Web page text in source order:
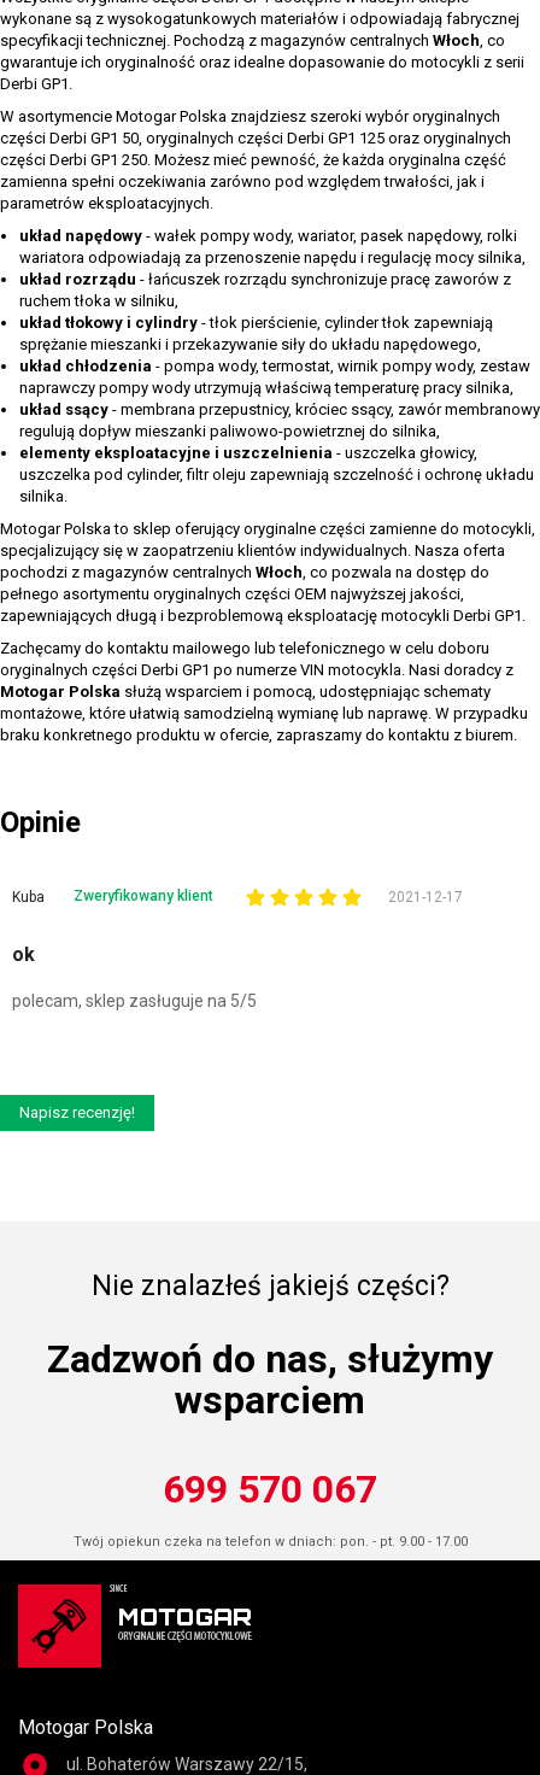
wykonane są z wysokogatunkowych materiałów i odpowiadają fabrycznej
specyfikacji technicznej. Pochodzą z magazynów centralnych Włoch, co
gwarantuje ich oryginalność oraz idealne dopasowanie do motocykli z serii
Derbi GP1.
W asortymencie Motogar Polska znajdziesz szeroki wybór oryginalnych
części Derbi GP1 50, oryginalnych części Derbi GP1 125 oraz oryginalnych
części Derbi GP1 250. Możesz mieć pewność, że każda oryginalna część
zamienna spełni oczekiwania zarówno pod względem trwałości, jak i
parametrów eksploatacyjnych.
układ napędowy - wałek pompy wody, wariator, pasek napędowy, rolki
wariatora odpowiadają za przenoszenie napędu i regulację mocy silnika,
układ rozrządu - łańcuszek rozrządu synchronizuje pracę zaworów z
ruchem tłoka w silniku,
układ tłokowy i cylindry - tłok pierścienie, cylinder tłok zapewniają
sprężanie mieszanki i przekazywanie siły do układu napędowego,
układ chłodzenia - pompa wody, termostat, wirnik pompy wody, zestaw
naprawczy pompy wody utrzymują właściwą temperaturę pracy silnika,
układ ssący - membrana przepustnicy, króciec ssący, zawór membranowy
regulują dopływ mieszanki paliwowo-powietrznej do silnika,
elementy eksploatacyjne i uszczelnienia - uszczelka głowicy,
uszczelka pod cylinder, filtr oleju zapewniają szczelność i ochronę układu
silnika.
Motogar Polska to sklep oferujący oryginalne części zamienne do motocykli,
specjalizujący się w zaopatrzeniu klientów indywidualnych. Nasza oferta
pochodzi z magazynów centralnych Włoch, co pozwala na dostęp do
pełnego asortymentu oryginalnych części OEM najwyższej jakości,
zapewniających długą i bezproblemową eksploatację motocykli Derbi GP1.
Zachęcamy do kontaktu mailowego lub telefonicznego w celu doboru
oryginalnych części Derbi GP1 po numerze VIN motocykla. Nasi doradcy z
Motogar Polska służą wsparciem i pomocą, udostępniając schematy
montażowe, które ułatwią samodzielną wymianę lub naprawę. W przypadku
braku konkretnego produktu w ofercie, zapraszamy do kontaktu z biurem.
Opinie
Kuba Zweryfikowany klient 2021-12-17
ok
polecam, sklep zasługuje na 5/5
Napisz recenzję!
Nie znalazłeś jakiejś części?
Zadzwoń do nas, służymy
wsparciem
699 570 067
Twój opiekun czeka na telefon w dniach: pon. - pt. 9.00 - 17.00
Motogar Polska
ul. Bohaterów Warszawy 22/15,